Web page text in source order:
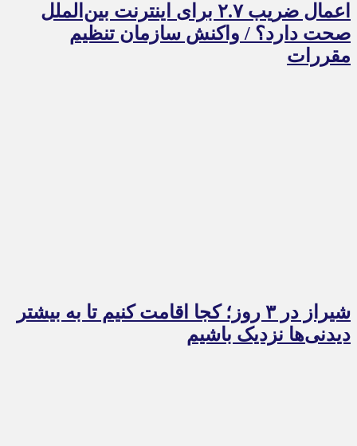
اعمال ضریب ۲.۷ برای اینترنت بین‌الملل
صحت دارد؟ / واکنش سازمان تنظیم
مقررات
شیراز در ۳ روز؛ کجا اقامت کنیم تا به بیشتر
دیدنی‌ها نزدیک باشیم